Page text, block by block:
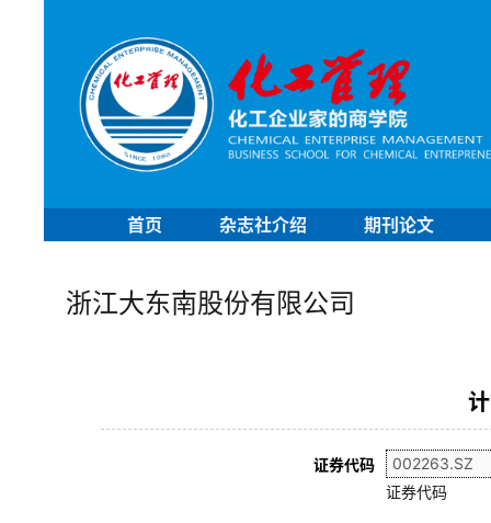
首页 杂志社介绍 期刊论文
浙江大东南股份有限公司
证券代码
证券代码